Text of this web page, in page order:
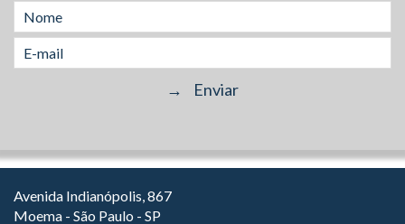
Avenida Indianópolis, 867
Moema - São Paulo - SP